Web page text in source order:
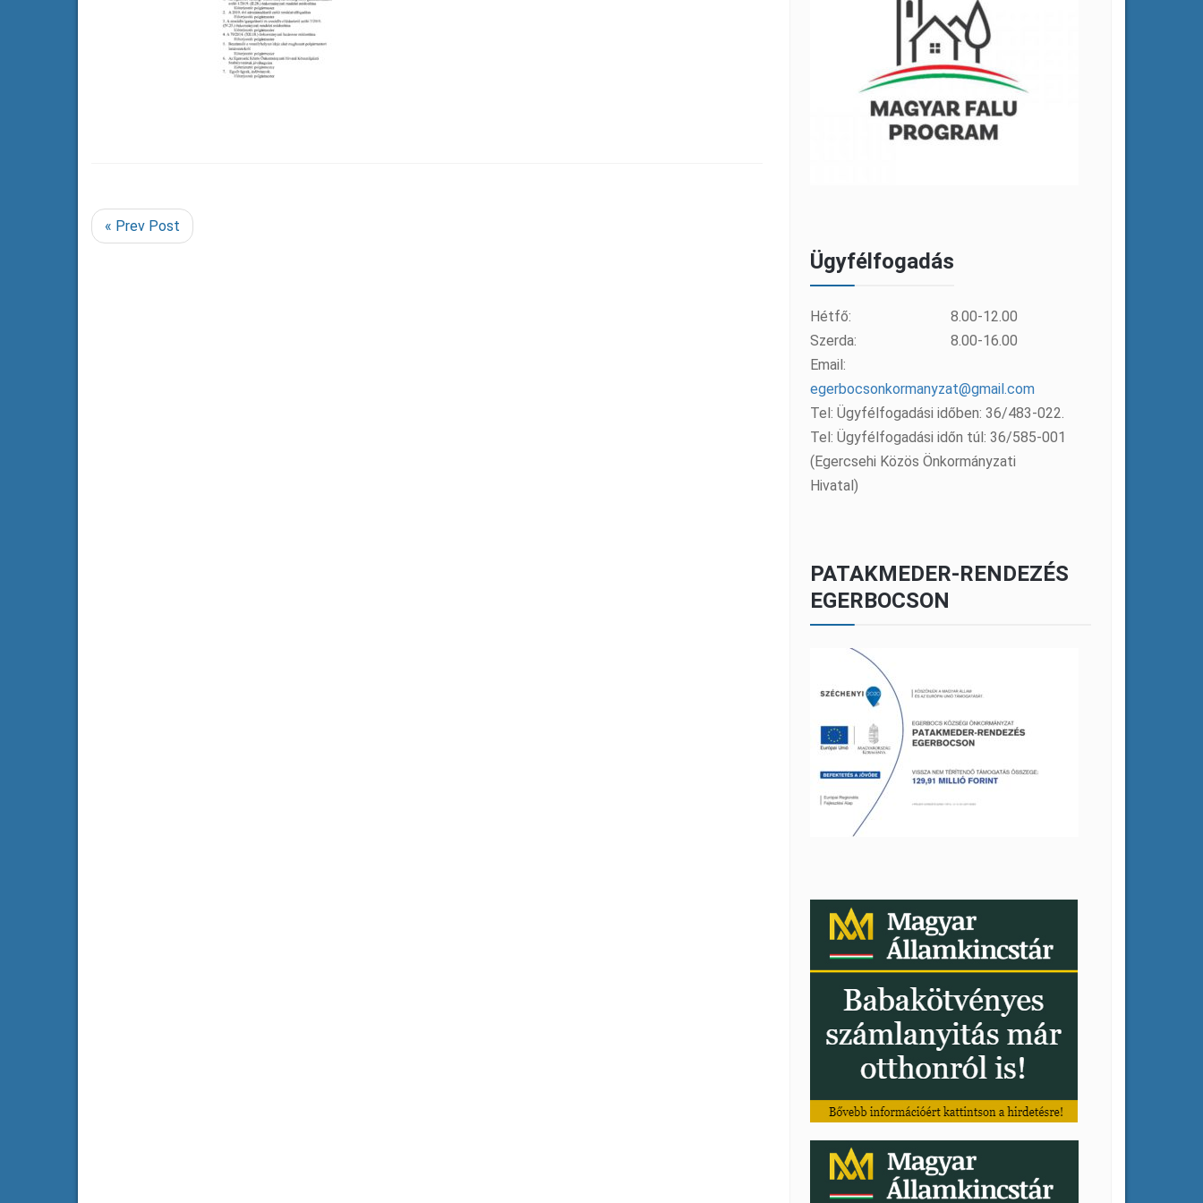
« Prev Post
Ügyfélfogadás
Hétfő:
8.00-12.00
Szerda:
8.00-16.00
Email:
egerbocsonkormanyzat@gmail.com
Tel: Ügyfélfogadási időben: 36/483-022.
Tel: Ügyfélfogadási időn túl: 36/585-001
(Egercsehi Közös Önkormányzati
Hivatal)
PATAKMEDER-RENDEZÉS
EGERBOCSON